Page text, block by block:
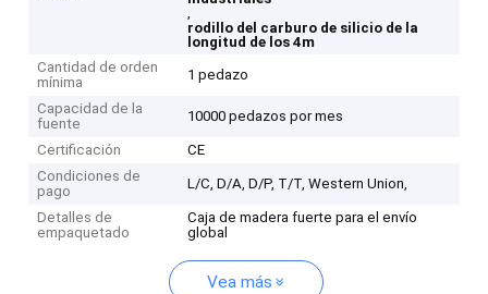
,
rodillo del carburo de silicio de la
longitud de los 4m
Cantidad de orden
mínima
1 pedazo
Capacidad de la
fuente
10000 pedazos por mes
Certificación
CE
Condiciones de
pago
L/C, D/A, D/P, T/T, Western Union,
Detalles de
empaquetado
Caja de madera fuerte para el envío
global
Vea más